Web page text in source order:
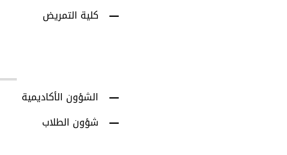
كلية التمريض
الشؤون الأكاديمية
شؤون الطلاب